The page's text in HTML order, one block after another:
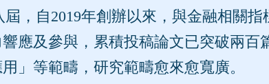
，自2019年創辦以來，與金融相關指
應及參與，累積投稿論文已突破兩百
」等範疇，研究範疇愈來愈寬廣。